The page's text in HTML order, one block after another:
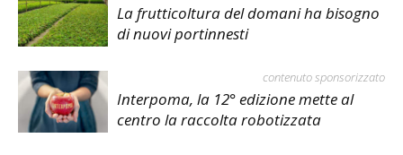
La frutticoltura del domani ha bisogno
di nuovi portinnesti
contenuto sponsorizzato
Interpoma, la 12° edizione mette al
centro la raccolta robotizzata